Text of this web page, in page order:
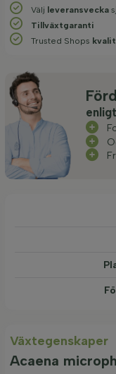
Välj leveransvecka
Tillväxtgaranti
Trusted Shops
Växtegenskaper
Acaena